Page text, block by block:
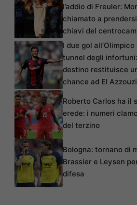
l’addio di Freuler:
chiamato a
chiavi del
I due gol all’Olimpico
tunnel degli
destino restituisce
chance ad El Azzouzi
Roberto Carlos ha il
erede: i numeri
del terzino
Bologna: tornano di
Brassier e Leysen
difesa